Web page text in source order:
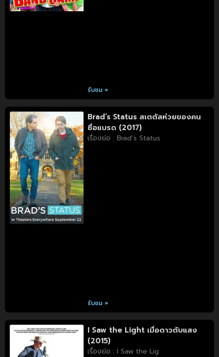
รับชม »
Brad’s Status สเตตัสห่วยของคน
ชื่อแบรด (2017)
เรื่องย่อ : Brad’s Status
รับชม »
I Saw the Light เมื่อดาวดับแสง
(2015)
เรื่องย่อ : I Saw the Lig